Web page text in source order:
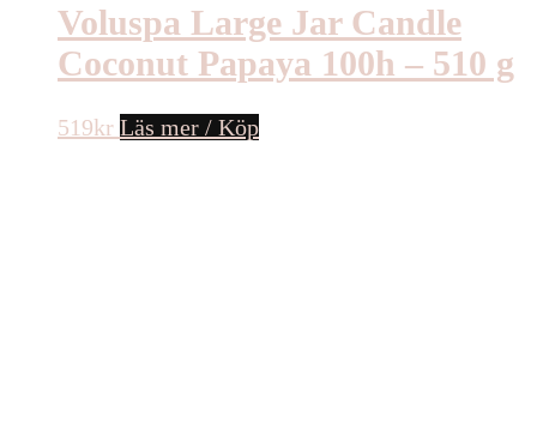
Voluspa Large Jar Candle
Coconut Papaya 100h – 510 g
519kr Läs mer / Köp